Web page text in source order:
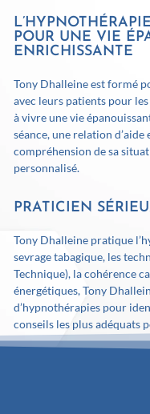
POUR UNE VIE
ENRICHISSANTE
Tony Dhalleine est formé
avec leurs patients pour
à vivre une vie
séance, une relation
compréhension de sa
personnalisé.
PRATICIEN
Tony Dhalleine pratique
sevrage tabagique, les
Technique), la cohérence
énergétiques, Tony
d’hypnothérapies pour
conseils les plus adéquats